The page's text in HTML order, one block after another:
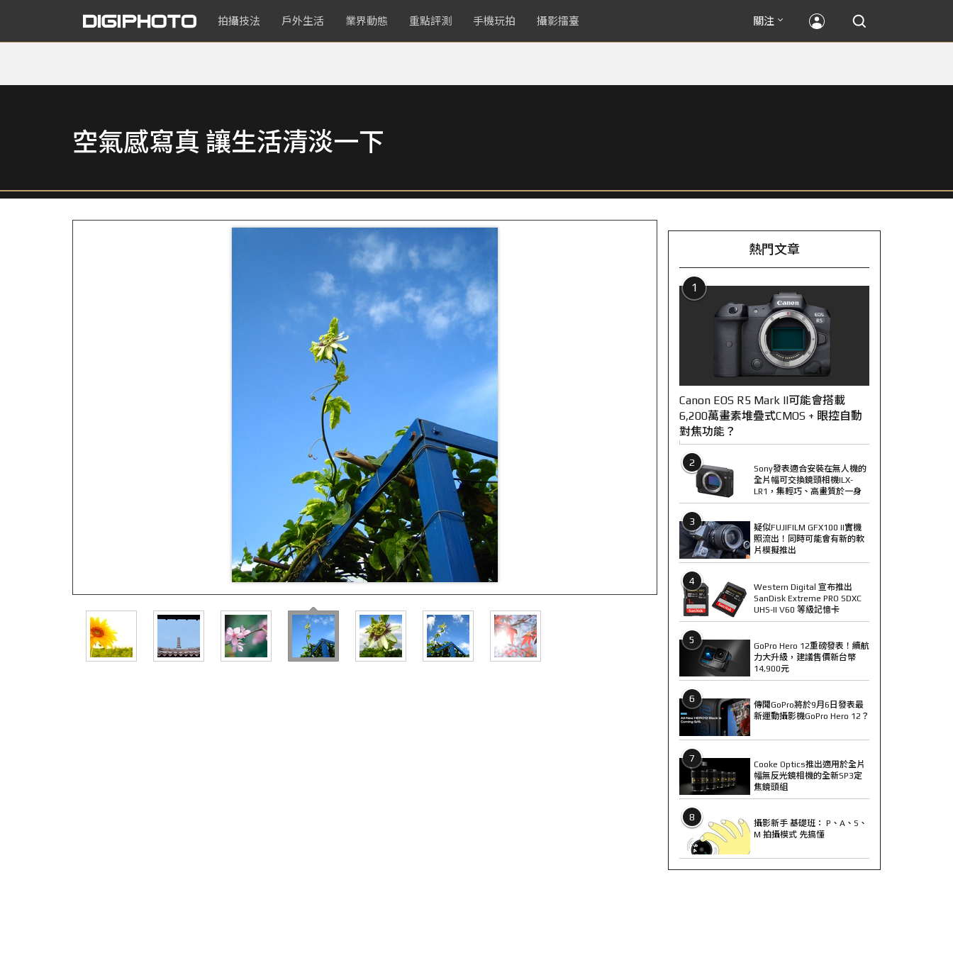
拍攝技法 戶外生活 業界動態 重點評測 手機玩拍 攝影擂臺 關注
空氣感寫真 讓生活清淡一下
熱門文章
1
Canon EOS R5 Mark II可能會搭載
6,200萬畫素堆疊式CMOS + 眼控自動
對焦功能？
2
Sony發表適合安裝在無人機的
全片幅可交換鏡頭相機ILX-
LR1，集輕巧、高畫質於一身
3
疑似FUJIFILM GFX100 II實機
照流出！同時可能會有新的軟
片模擬推出
4
Western Digital 宣布推出
SanDisk Extreme PRO SDXC
UHS-II V60 等級記憶卡
5
GoPro Hero 12重磅發表！續航
力大升級，建議售價新台幣
14,900元
6
傳聞GoPro將於9月6日發表最
新運動攝影機GoPro Hero 12？
7
Cooke Optics推出適用於全片
幅無反光鏡相機的全新SP3定
焦鏡頭組
8
攝影新手 基礎班： P、A、S、
M 拍攝模式 先搞懂